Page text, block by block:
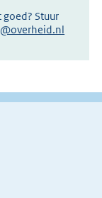
Stuur